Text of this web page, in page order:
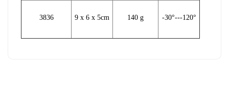
3836 9 x 6 x 5cm 140 g -30°---120°